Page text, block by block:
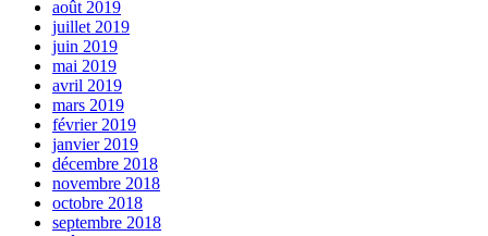
août 2019
juillet 2019
juin 2019
mai 2019
avril 2019
mars 2019
février 2019
janvier 2019
décembre 2018
novembre 2018
octobre 2018
septembre 2018